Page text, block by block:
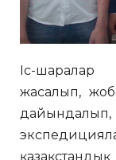
Іс-шаралар
жасалып,